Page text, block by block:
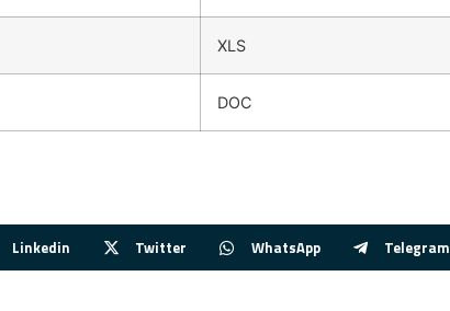
XLS
DOC
Linkedin Twitter WhatsApp Telegram